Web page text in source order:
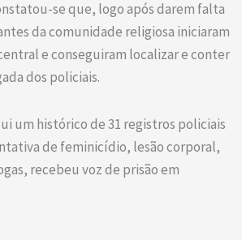
se que, logo após darem falta
da comunidade religiosa iniciaram
e conseguiram localizar e conter
dos policiais.
um histórico de 31 registros policiais
de feminicídio, lesão corporal,
recebeu voz de prisão em